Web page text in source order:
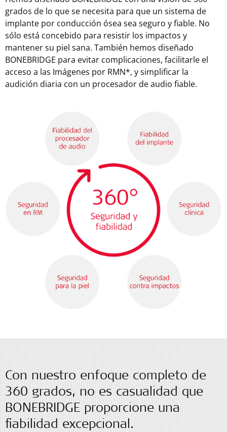
grados de lo que se necesita para que un sistema de
implante por conducción ósea sea seguro y fiable. No
sólo está concebido para resistir los impactos y
mantener su piel sana. También hemos diseñado
BONEBRIDGE para evitar complicaciones, facilitarle el
acceso a las Imágenes por RMN*, y simplificar la
audición diaria con un procesador de audio fiable.
Con nuestro enfoque completo de
360 grados, no es casualidad que
BONEBRIDGE proporcione una
fiabilidad excepcional.